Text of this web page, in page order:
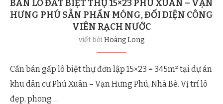
BÁN LÔ ĐẤT BIỆT THỰ 15×23 PHÚ XUÂN – VẠN
HƯNG PHÚ SẴN PHẦN MÓNG, ĐỐI DIỆN CÔNG
VIÊN RẠCH NƯỚC
viết bởiHoàng Long
Cần bán gấp lô biệt thự đơn lập 15×23 = 345m² tại dự án
khu dân cư Phú Xuân – Vạn Hưng Phú, Nhà Bè. Vị trí lô
đẹp, phong …